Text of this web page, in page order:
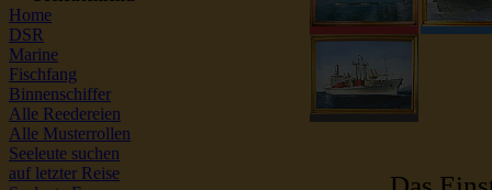
Home
DSR
Marine
Fischfang
Binnenschiffer
Alle Reedereien
Alle Musterrollen
Seeleute suchen
auf letzter Reise